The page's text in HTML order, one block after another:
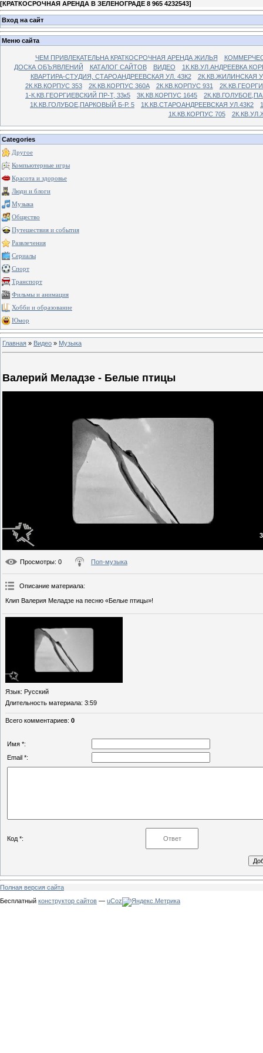
[КРАТКОСРОЧНАЯ АРЕНДА В ЗЕЛЕНОГРАДЕ 8 965 4232543]
Вход на сайт
Меню сайта
ЧЕМ ПРИВЛЕКАТЕЛЬНА КРАТКОСРОЧНАЯ АРЕНДА ЖИЛЬЯ
ДОСКА ОБЪЯВЛЕНИЙ
КАТАЛОГ САЙТОВ ВИДЕО
1К.КВ.УЛ.АНДРЕЕВКА
КВАРТИРА-СТУДИЯ, СТАРОАНДРЕЕВСКАЯ УЛ. 43К2
2К.КВ.ЖИЛИНСКАЯ
2К.КВ.КОРПУС 353
2К.КВ.КОРПУС 360А 2К.КВ.КОРПУС 931
1-К.КВ.ГЕОРГИЕВСКИЙ ПР-Т, 33к5
3К.КВ.КОРПУС 1645
1К.КВ.ГОЛУБОЕ,ПАРКОВЫЙ Б-Р. 5
1К.КВ.СТАРОАНДРЕЕВСКАЯ УЛ.43К2
1К.КВ.КОРПУС 705
Categories
Другое
Компьютерные игры
Красота и здоровье
Люди и блоги
Музыка
Общество
Путешествия и события
Развлечения
Сериалы
Спорт
Транспорт
Фильмы и анимация
Хобби и образование
Юмор
Главная » Видео » Музыка
Валерий Меладзе - Белые птицы
Просмотры: 0 Поп-музыка
Описание материала:
Клип Валерия Меладзе на песню «Белые птицы»!
Язык: Русский
Длительность материала: 3:59
Всего комментариев: 0
Имя *:
Email *:
Код *:
Полная версия сайта
Бесплатный конструктор сайтов — uCoz